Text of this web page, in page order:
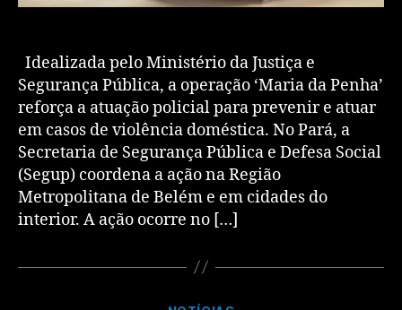
Idealizada pelo Ministério da Justiça e
Segurança Pública, a operação ‘Maria da Penha’
reforça a atuação policial para prevenir e atuar
em casos de violência doméstica. No Pará, a
Secretaria de Segurança Pública e Defesa Social
(Segup) coordena a ação na Região
Metropolitana de Belém e em cidades do
interior. A ação ocorre no […]